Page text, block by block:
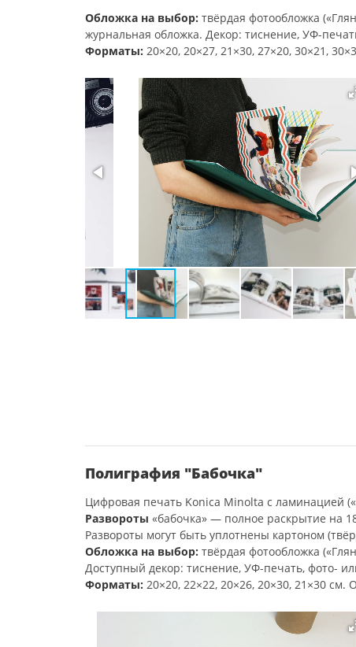
Обложка на выбор: твёрдая фотообложка
журнальная обложка. Декор: тиснение, УФ-
Форматы: 20×20, 20×27, 21×30, 27×20, 30×21,
Полиграфия "Бабочка"
Цифровая печать Konica Minolta с ламинацией
Развороты «бабочка» — полное раскрытие на
Развороты могут быть уплотнены картоном
Обложка на выбор: твёрдая фотообложка
Доступный декор: тиснение, УФ-печать, фото-
Форматы: 20×20, 22×22, 20×26, 20×30, 21×30